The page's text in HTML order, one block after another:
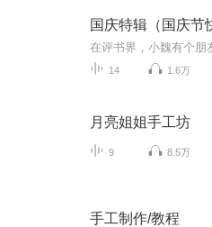
国庆特辑（国庆节
14 1.6万
月亮姐姐手工坊
9 8.5万
手工制作/教程